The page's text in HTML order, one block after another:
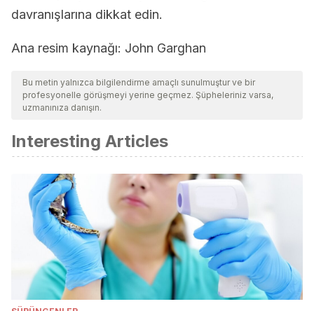
davranışlarına dikkat edin.
Ana resim kaynağı: John Garghan
Bu metin yalnızca bilgilendirme amaçlı sunulmuştur ve bir
profesyonelle görüşmeyi yerine geçmez. Şüpheleriniz varsa,
uzmanınıza danışın.
Interesting Articles